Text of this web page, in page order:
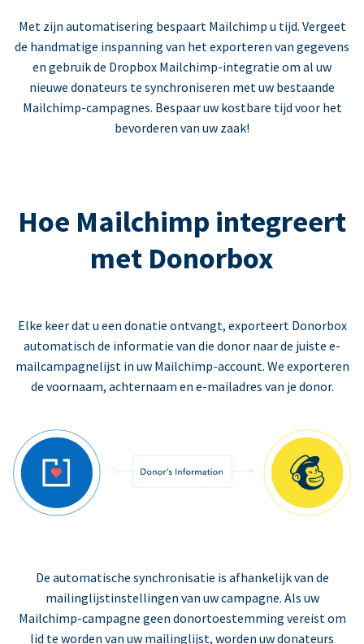
Met zijn automatisering bespaart Mailchimp u tijd. Vergeet
de handmatige inspanning van het exporteren van gegevens
en gebruik de Dropbox Mailchimp-integratie om al uw
nieuwe donateurs te synchroniseren met uw bestaande
Mailchimp-campagnes. Bespaar uw kostbare tijd voor het
bevorderen van uw zaak!
Hoe Mailchimp integreert
met Donorbox
Elke keer dat u een donatie ontvangt, exporteert Donorbox
automatisch de informatie van die donor naar de juiste e-
mailcampagnelijst in uw Mailchimp-account. We exporteren
de voornaam, achternaam en e-mailadres van je donor.
De automatische synchronisatie is afhankelijk van de
mailinglijstinstellingen van uw campagne. Als uw
Mailchimp-campagne geen donortoestemming vereist om
lid te worden van uw mailinglijst, worden uw donateurs